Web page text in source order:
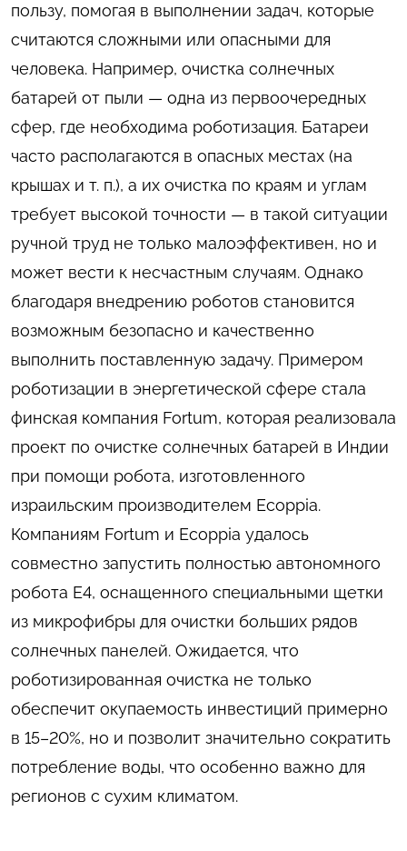
пользу, помогая в выполнении задач, которые
считаются сложными или опасными для
человека. Например, очистка солнечных
батарей от пыли — одна из первоочередных
сфер, где необходима роботизация. Батареи
часто располагаются в опасных местах (на
крышах и т. п.), а их очистка по краям и углам
требует высокой точности — в такой ситуации
ручной труд не только малоэффективен, но и
может вести к несчастным случаям. Однако
благодаря внедрению роботов становится
возможным безопасно и качественно
выполнить поставленную задачу. Примером
роботизации в энергетической сфере стала
финская компания Fortum, которая реализовала
проект по очистке солнечных батарей в Индии
при помощи робота, изготовленного
израильским производителем Ecoppia.
Компаниям Fortum и Ecoppia удалось
совместно запустить полностью автономного
робота Е4, оснащенного специальными щетки
из микрофибры для очистки больших рядов
солнечных панелей. Ожидается, что
роботизированная очистка не только
обеспечит окупаемость инвестиций примерно
в 15–20%, но и позволит значительно сократить
потребление воды, что особенно важно для
регионов с сухим климатом.